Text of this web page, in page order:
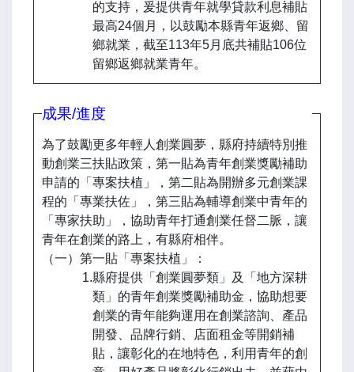
的支持，爰提供青年就學貸款利息補貼
最高24個月，以鼓勵本縣青年返鄉、留
鄉就業，截至113年5月底共補貼106位
留鄉返鄉就業青年。
成果/進度
為了鼓勵更多年輕人創業圓夢，縣府持續特別推
動創業三扶貼政策，第一貼為青年創業獎勵補助
申請的「專案扶植」，第二貼為開辦多元創業課
程的「專業扶佐」，第三貼為輔導創業中青年的
「專家扶助」，協助青年打通創業任督二脈，讓
青年在創業的路上，有縣府相伴。
（一）第一貼「專案扶植」：
1.縣府提供「創業圓夢類」及「地方深耕
類」的青年創業獎勵補助金，協助想要
創業的青年能夠運用在創業諮詢、產品
開發、品牌行銷、店面租金等開銷補
貼，讓彰化的在地特色，利用青年的創